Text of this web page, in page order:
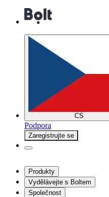
CS
Podpora
Zaregistrujte se
Produkty
Vydělávejte s Boltem
Společnost